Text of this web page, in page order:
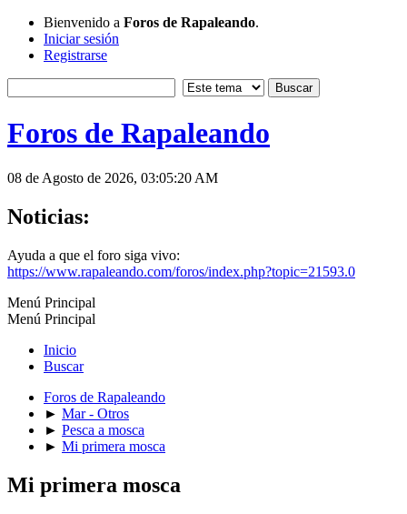
Bienvenido a Foros de Rapaleando.
Iniciar sesión
Registrarse
Foros de Rapaleando
08 de Agosto de 2026, 03:05:20 AM
Noticias:
Ayuda a que el foro siga vivo:
https://www.rapaleando.com/foros/index.php?topic=21593.0
Menú Principal
Menú Principal
Inicio
Buscar
Foros de Rapaleando
► Mar - Otros
► Pesca a mosca
► Mi primera mosca
Mi primera mosca